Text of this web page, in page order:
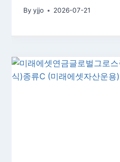
By yjjo 2026-07-21